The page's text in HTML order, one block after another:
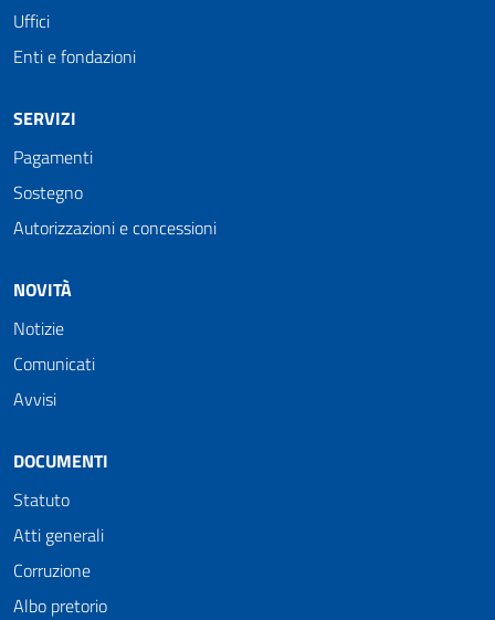
Uffici
Enti e fondazioni
SERVIZI
Pagamenti
Sostegno
Autorizzazioni e concessioni
NOVITÀ
Notizie
Comunicati
Avvisi
DOCUMENTI
Statuto
Atti generali
Corruzione
Albo pretorio